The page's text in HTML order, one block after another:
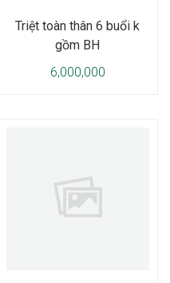
Triệt toàn thân 6 buổi k
gồm BH
6,000,000